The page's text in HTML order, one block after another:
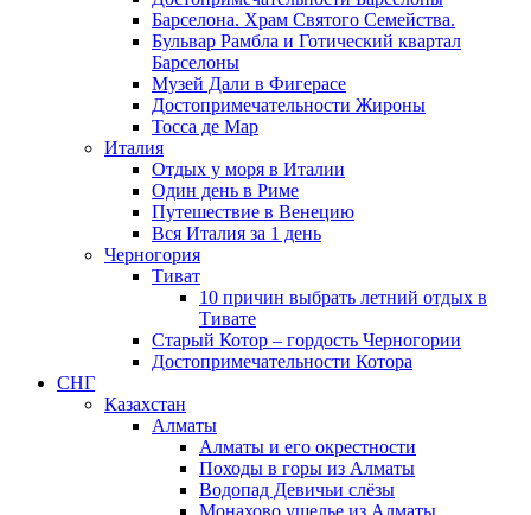
Барселона. Храм Святого Семейства.
Бульвар Рамбла и Готический квартал
Барселоны
Музей Дали в Фигерасе
Достопримечательности Жироны
Тосса де Мар
Италия
Отдых у моря в Италии
Один день в Риме
Путешествие в Венецию
Вся Италия за 1 день
Черногория
Тиват
10 причин выбрать летний отдых в
Тивате
Старый Котор – гордость Черногории
Достопримечательности Котора
СНГ
Казахстан
Алматы
Алматы и его окрестности
Походы в горы из Алматы
Водопад Девичьи слёзы
Монахово ущелье из Алматы